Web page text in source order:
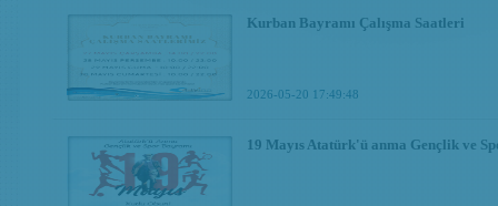
Kurban Bayramı Çalışma Saatleri
2026-05-20 17:49:48
19 Mayıs Atatürk'ü anma Gençlik ve